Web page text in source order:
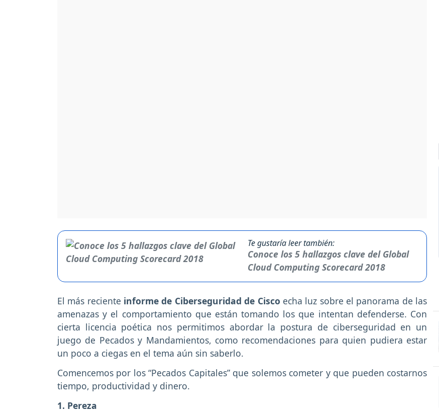
Te gustaría leer también:
Conoce los 5 hallazgos clave del Global
Cloud Computing Scorecard 2018
El más reciente informe de Ciberseguridad de Cisco echa luz sobre el panorama de las
amenazas y el comportamiento que están tomando los que intentan defenderse. Con
cierta licencia poética nos permitimos abordar la postura de ciberseguridad en un
juego de Pecados y Mandamientos, como recomendaciones para quien pudiera estar
un poco a ciegas en el tema aún sin saberlo.
Comencemos por los “Pecados Capitales” que solemos cometer y que pueden costarnos
tiempo, productividad y dinero.
1. Pereza